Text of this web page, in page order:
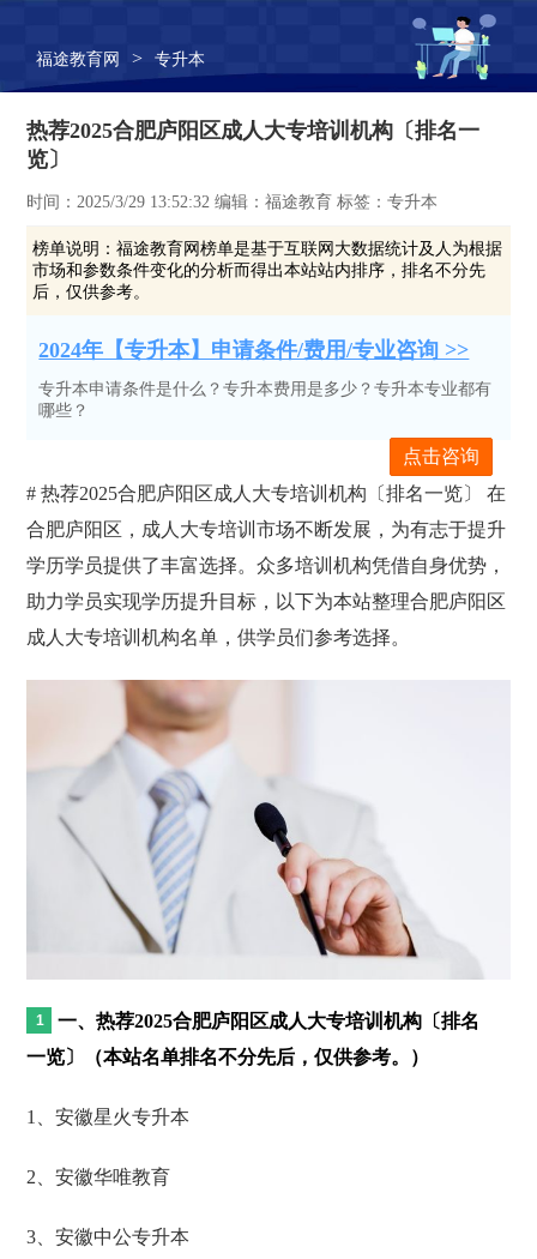
福途教育网 > 专升本
热荐2025合肥庐阳区成人大专培训机构〔排名一
览〕
时间：2025/3/29 13:52:32 编辑：福途教育 标签：专升本
榜单说明：福途教育网榜单是基于互联网大数据统计及人为根据
市场和参数条件变化的分析而得出本站站内排序，排名不分先
后，仅供参考。
2024年【专升本】申请条件/费用/专业咨询 >>
专升本申请条件是什么？专升本费用是多少？专升本专业都有
哪些？
点击咨询
# 热荐2025合肥庐阳区成人大专培训机构〔排名一览〕 在
合肥庐阳区，成人大专培训市场不断发展，为有志于提升
学历学员提供了丰富选择。众多培训机构凭借自身优势，
助力学员实现学历提升目标，以下为本站整理合肥庐阳区
成人大专培训机构名单，供学员们参考选择。
一、热荐2025合肥庐阳区成人大专培训机构〔排名
一览〕（本站名单排名不分先后，仅供参考。）
1、安徽星火专升本
2、安徽华唯教育
3、安徽中公专升本